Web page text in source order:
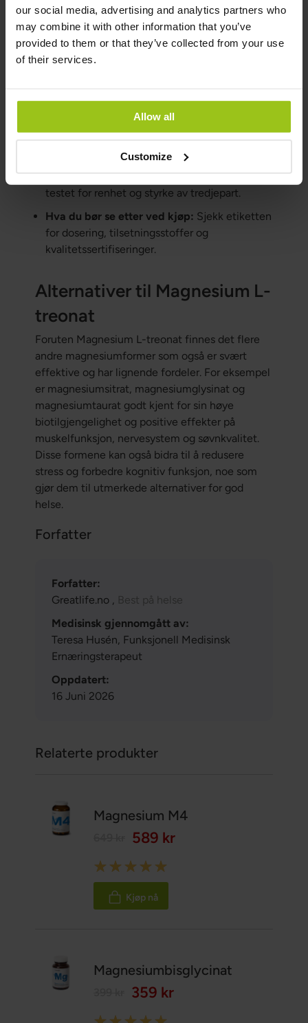
our social media, advertising and analytics partners who
may combine it with other information that you’ve
provided to them or that they’ve collected from your use
of their services.
Allow all
Customize
Kosttilskudd og produkter
med Magnesium L-treonat
Populære merker:Siden Magnesium L-
treonat ikke kan selges lovlig i EU, finnes det
ingen tilgjengelige merker i Europa.
Kvalitetskontroll:Velg produkter som er
testet for renhet og styrke av tredjepart.
Hva du bør se etter ved kjøp: Sjekk etiketten
for dosering, tilsetningsstoffer og
kvalitetssertifiseringer.
Alternativer til Magnesium L-
treonat
Foruten Magnesium L-treonat finnes det flere
andre magnesiumformer som også er svært
effektive og har lignende fordeler. For eksempel
er magnesiumsitrat, magnesiumglysinat og
magnesiumtaurat godt kjent for sin høye
biotilgjengelighet og positive effekter på
muskelfunksjon, nervesystem og søvnkvalitet.
Disse formene kan også bidra til å redusere
stress og forbedre kognitiv funksjon, noe som
gjør dem til utmerkede alternativer for god
helse.
Forfatter
Forfatter:
Greatlife.no , Best på helse
Medisinsk gjennomgått av:
Teresa Husén, Funksjonell Medisinsk
Ernæringsterapeut
Oppdatert:
16 Juni 2026
Relaterte produkter
Magnesium M4
589 kr
Rating:
100%
Kjøp nå
Magnesiumbisglycinat
359 kr
Rating: